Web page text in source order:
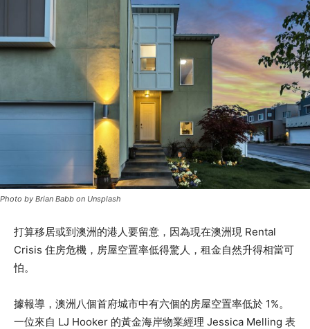
Photo by Brian Babb on Unsplash
打算移居或到澳洲的港人要留意，因為現在澳洲現 Rental
Crisis 住房危機，房屋空置率低得驚人，租金自然升得相當可
怕。
據報導，澳洲八個首府城市中有六個的房屋空置率低於 1%。
一位來自 LJ Hooker 的黃金海岸物業經理 Jessica Melling 表